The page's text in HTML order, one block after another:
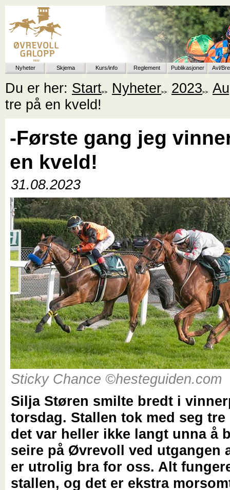
Nyheter Skjema Kurs/info Reglement Publikasjoner Avl/
Du er her: Start Nyheter 2023
tre på en kveld!
-Første gang jeg
en kveld!
31.08.2023
Sticky Chance ©hesteguiden.com
Silja Støren smilte bredt i
torsdag. Stallen tok med seg tre
det var heller ikke langt unna å
seire på Øvrevoll ved utgangen
er utrolig bra for oss. Alt
stallen, og det er ekstra